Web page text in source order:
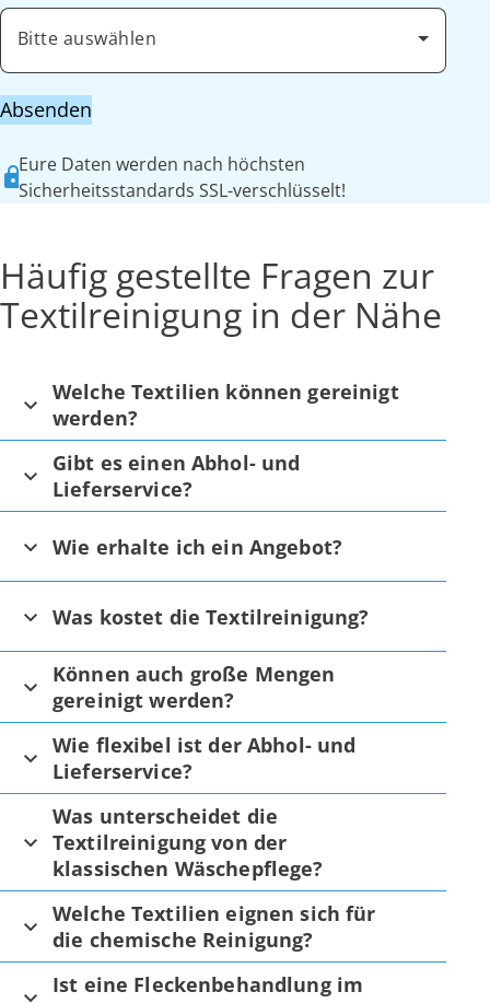
Bitte auswählen
Absenden
Eure Daten werden nach höchsten
Sicherheitsstandards SSL-verschlüsselt!
Häufig gestellte Fragen zur
Textilreinigung in der Nähe
Welche Textilien können gereinigt
werden?
Gibt es einen Abhol- und
Lieferservice?
Wie erhalte ich ein Angebot?
Was kostet die Textilreinigung?
Können auch große Mengen
gereinigt werden?
Wie flexibel ist der Abhol- und
Lieferservice?
Was unterscheidet die
Textilreinigung von der
klassischen Wäschepflege?
Welche Textilien eignen sich für
die chemische Reinigung?
Ist eine Fleckenbehandlung im